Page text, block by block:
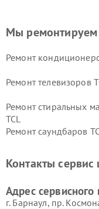
Мы ремонтируем
Ремонт
Ремонт телевизоров
Ремонт стиральных
TCL
Ремонт саундбаров
Контакты сервис
Адрес сервисного
г. Барнаул, ​пр.